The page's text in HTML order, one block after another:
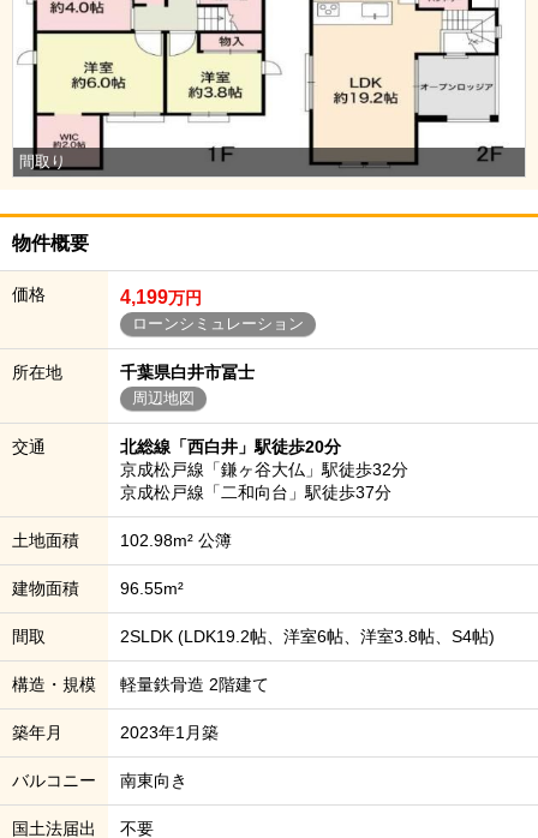
間取り
物件概要
価格 4,199万円
ローンシミュレーション
所在地 千葉県白井市冨士
周辺地図
交通
北総線「西白井」駅徒歩20分
京成松戸線「鎌ヶ谷大仏」駅徒歩32分
京成松戸線「二和向台」駅徒歩37分
土地面積 102.98m² 公簿
建物面積 96.55m²
間取 2SLDK (LDK19.2帖、洋室6帖、洋室3.8帖、S4帖)
構造・規模 軽量鉄骨造 2階建て
築年月 2023年1月築
バルコニー 南東向き
国土法届出 不要